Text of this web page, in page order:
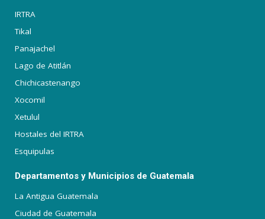
IRTRA
Tikal
Panajachel
Lago de Atitlán
Chichicastenango
Xocomil
Xetulul
Hostales del IRTRA
Esquipulas
Departamentos y Municipios de Guatemala
La Antigua Guatemala
Ciudad de Guatemala